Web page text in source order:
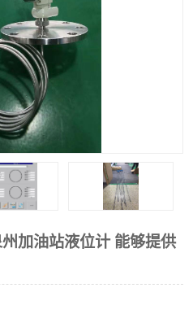
加油站液位计 能够提供
物位计
测漏仪
锅炉水位计
电容液位计
加油站液位仪